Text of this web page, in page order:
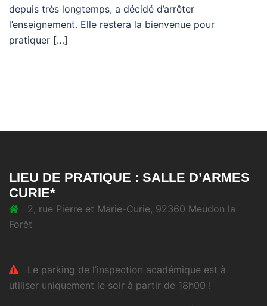
depuis très longtemps, a décidé d’arrêter
l’enseignement. Elle restera la bienvenue pour
pratiquer […]
LIEU DE PRATIQUE : SALLE D’ARMES
CURIE*
2, rue Pierre et Marie-Curie, 92360 Meudon la
Forêt
Le parking de l’inspection académique est à
utiliser uniquement le soir à partir de 18h00 !